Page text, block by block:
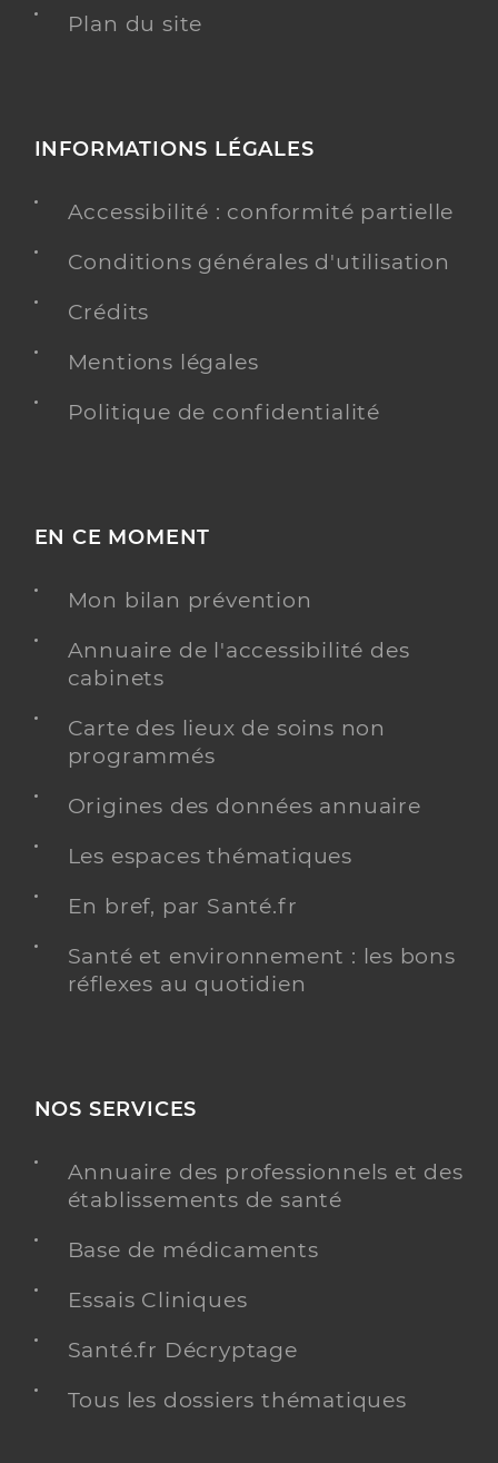
Plan du site
INFORMATIONS LÉGALES
Accessibilité : conformité partielle
Conditions générales d'utilisation
Crédits
Mentions légales
Politique de confidentialité
EN CE MOMENT
Mon bilan prévention
Annuaire de l'accessibilité des
cabinets
Carte des lieux de soins non
programmés
Origines des données annuaire
Les espaces thématiques
En bref, par Santé.fr
Santé et environnement : les bons
réflexes au quotidien
NOS SERVICES
Annuaire des professionnels et des
établissements de santé
Base de médicaments
Essais Cliniques
Santé.fr Décryptage
Tous les dossiers thématiques